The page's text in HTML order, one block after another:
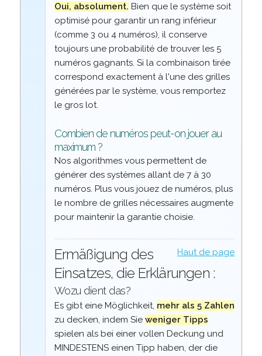
Oui, absolument. Bien que le système soit
optimisé pour garantir un rang inférieur
(comme 3 ou 4 numéros), il conserve
toujours une probabilité de trouver les 5
numéros gagnants. Si la combinaison tirée
correspond exactement à l'une des grilles
générées par le système, vous remportez
le gros lot.
Combien de numéros peut-on jouer au
maximum ?
Nos algorithmes vous permettent de
générer des systèmes allant de 7 à 30
numéros. Plus vous jouez de numéros, plus
le nombre de grilles nécessaires augmente
pour maintenir la garantie choisie.
Haut de page
Ermäßigung des
Einsatzes, die Erklärungen :
Wozu dient das?
Es gibt eine Möglichkeit, mehr als 5 Zahlen
zu decken, indem Sie weniger Tipps
spielen als bei einer vollen Deckung und
MINDESTENS einen Tipp haben, der die